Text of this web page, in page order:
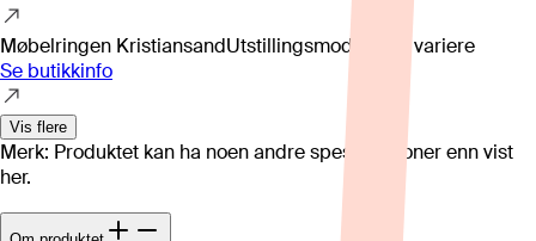
Møbelringen KristiansandUtstillingsmodell kan variere
Se butikkinfo
Vis flere
Merk: Produktet kan ha noen andre spesifikasjoner enn vist
her.